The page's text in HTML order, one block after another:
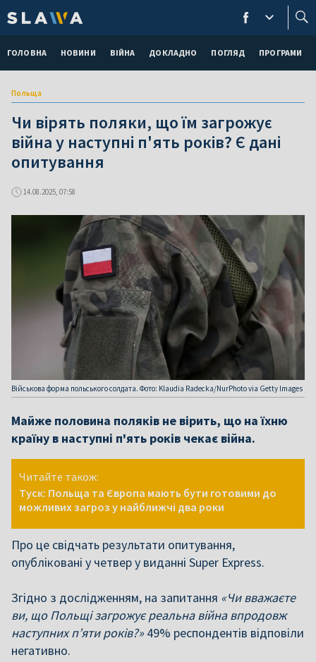
ГОЛОВНА НОВИНИ ВІЙНА ДОКЛАДНО ПОГЛЯД ПРОГРАМИ
Польща
Чи вірять поляки, що їм загрожує
війна у наступні п'ять років? Є дані
опитування
14.08.2025, 07:58
Військова форма польського солдата. Фото: Klaudia Radecka/NurPhoto via Getty Images
Майже половина поляків не вірить, що на їхню
країну в наступні п'ять років чекає війна.
Читайте також:
Туск: Польща та Європа мають бути готовими до
можливих загроз у найближчі два роки
Про це свідчать результати опитування,
опубліковані у четвер у виданні Super Express.
Згідно з дослідженням, на запитання «Чи вважаєте
ви, що Польщі загрожує реальна війна впродовж
наступних п’яти років?» 49% респондентів відповіли
негативно.